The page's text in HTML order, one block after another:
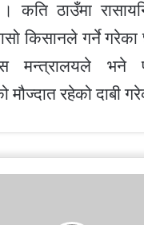
ठाउँमा
किसानले गर्ने
मन्त्रालयले भने
मौज्दात रहेको दाबी